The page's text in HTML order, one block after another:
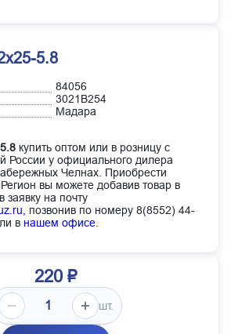
5.8
84056
3021В254
Мадара
купить оптом или в розницу с
России у официального дилера
Челнах. Приобрести
вы можете добавив товар в
заявку на почту
позвонив по номеру 8(8552) 44-
в нашем офисе
220 ₽
шт.